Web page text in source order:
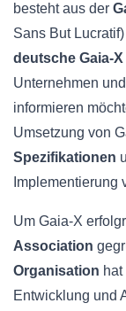
besteht aus der
Sans But
deutsche Gaia-X
Unternehmen
informieren
Umsetzung von
Spezifikationen
Implementierung
Um Gaia-X
Association
Organisation
Entwicklung und